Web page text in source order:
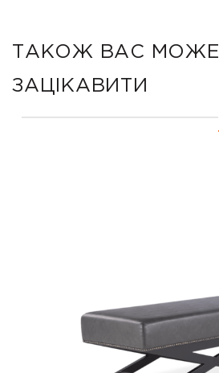
ТАКОЖ ВАС МОЖЕ
ЗАЦІКАВИТИ